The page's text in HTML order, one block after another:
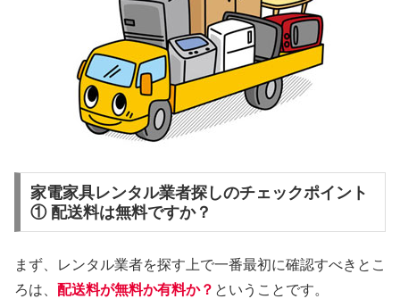
家電家具レンタル業者探しのチェックポイント
① 配送料は無料ですか？
まず、レンタル業者を探す上で一番最初に確認すべきとこ
ろは、 配送料が無料か有料か？ ということです。